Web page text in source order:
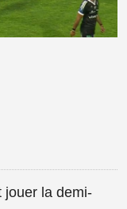
jouer la demi-